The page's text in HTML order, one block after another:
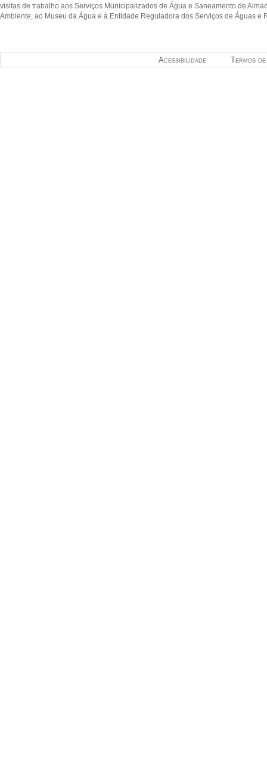
visitas de trabalho aos Serviços Municipalizados de Água e Saneamento de
Ambiente, ao Museu da Água e à Entidade Reguladora dos Serviços de Águas e
Termos
Acessibilidade